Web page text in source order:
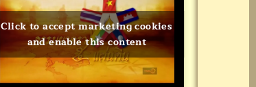
Click to accept marketing cookies
and enable this content